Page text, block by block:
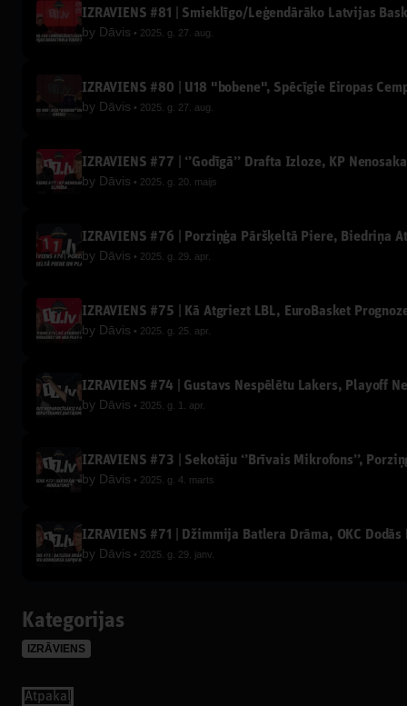
IZRĀVIENS #81 | Smieklīgo/Leģendārāko Latvijas
by Dāvis 2025. g. 27. aug.
IZRĀVIENS #80 | U18 "bobene", Spēcīgie Eiropas
by Dāvis 2025. g. 27. aug.
IZRĀVIENS #77 | ‘’Godīgā’’ Drafta Izloze, KP
by Dāvis 2025. g. 20. maijs
IZRĀVIENS #76 | Porziņģa Pāršķeltā Piere, Biedriņa
by Dāvis 2025. g. 29. apr.
IZRĀVIENS #75 | Kā Atgriezt LBL, EuroBasket
by Dāvis 2025. g. 25. apr.
IZRĀVIENS #74 | Gustavs Nespēlētu Lakers, Playoff
by Dāvis 2025. g. 1. apr.
IZRĀVIENS #73 | Sekotāju ‘’Brīvais Mikrofons’’,
by Dāvis 2025. g. 4. marts
IZRĀVIENS #71 | Džimmija Batlera Drāma, OKC
by Dāvis 2025. g. 29. janv.
Kategorijas
IZRĀVIENS
Аtpakaļ